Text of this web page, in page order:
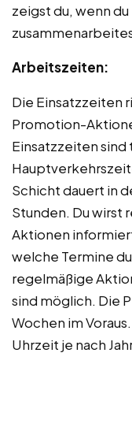
zeigst du, wenn
Arbeitszeiten:
Die Einsatzzeiten
Promotion-
Einsatzzeiten
Schicht dauert in
Stunden. Du wirst
Aktionen
welche Termine
regelmäßige
sind möglich. Die
Wochen im
Uhrzeit je nach